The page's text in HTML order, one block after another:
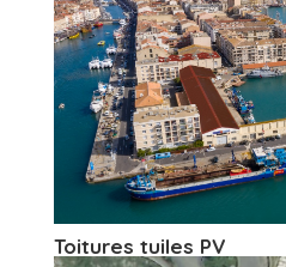
Toitures tuiles PV